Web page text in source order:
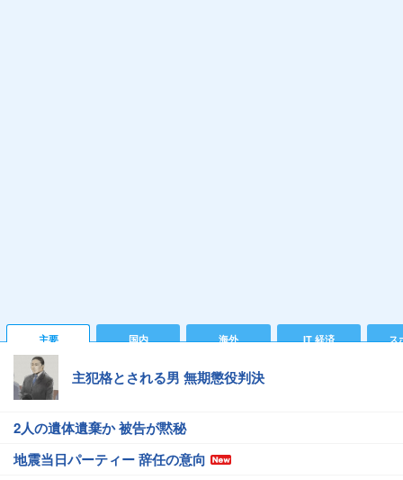
主要 国内 海外 IT 経済 ス
主犯格とされる男 無期懲役判決
2人の遺体遺棄か 被告が黙秘
地震当日パーティー 辞任の意向